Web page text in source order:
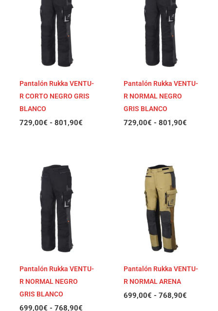
Pantalón Rukka VENTU-
R CORTO NEGRO GRIS
BLANCO
729,00€ - 801,90€
Pantalón Rukka VENTU-
R NORMAL NEGRO
GRIS BLANCO
729,00€ - 801,90€
Pantalón Rukka VENTU-
R NORMAL NEGRO
GRIS BLANCO
699,00€ - 768,90€
Pantalón Rukka VENTU-
R NORMAL ARENA
699,00€ - 768,90€